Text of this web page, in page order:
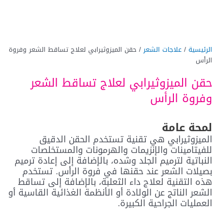
الرئيسية /علاجات الشعر / حقن الميزوثيرابي لعلاج تساقط الشعر وفروة
الرأس
حقن الميزوثيرابي لعلاج تساقط الشعر
وفروة الرأس
لمحة عامة
الميزوثيرابي هي تقنية تستخدم الحقن الدقيق
للفيتامينات والإنزيمات والهرمونات والمستخلصات
النباتية لترميم الجلد وشده، بالإضافة إلى إعادة ترميم
بصيلات الشعر عند حقنها في فروة الرأس. تستخدم
هذه التقنية لعلاج داء الثعلبة، بالإضافة إلى تساقط
الشعر الناتج عن الولادة أو الأنظمة الغذائية القاسية أو
العمليات الجراحية الكبيرة.